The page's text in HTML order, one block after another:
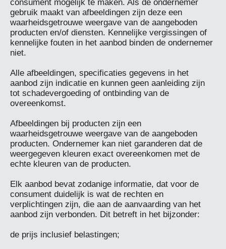
consument mogelijk te maken. Als de ondernemer
gebruik maakt van afbeeldingen zijn deze een
waarheidsgetrouwe weergave van de aangeboden
producten en/of diensten. Kennelijke vergissingen of
kennelijke fouten in het aanbod binden de ondernemer
niet.
Alle afbeeldingen, specificaties gegevens in het
aanbod zijn indicatie en kunnen geen aanleiding zijn
tot schadevergoeding of ontbinding van de
overeenkomst.
Afbeeldingen bij producten zijn een
waarheidsgetrouwe weergave van de aangeboden
producten. Ondernemer kan niet garanderen dat de
weergegeven kleuren exact overeenkomen met de
echte kleuren van de producten.
Elk aanbod bevat zodanige informatie, dat voor de
consument duidelijk is wat de rechten en
verplichtingen zijn, die aan de aanvaarding van het
aanbod zijn verbonden. Dit betreft in het bijzonder:
de prijs inclusief belastingen;